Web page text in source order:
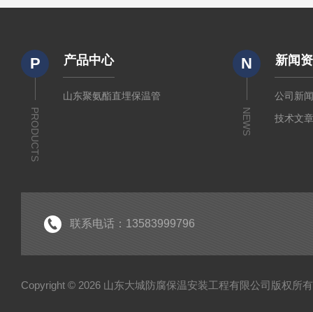
P
PRODUCTS
产品中心
山东聚氨酯直埋保温管
N
NEWS
新闻
公司新
技术文
联系电话：13583999796
Copyright © 2026 山东大城防腐保温安装工程有限公司版权所